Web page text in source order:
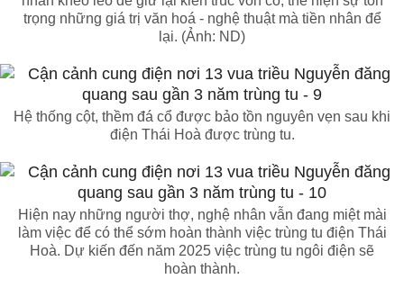
trọng những giá trị văn hoá - nghệ thuật mà tiền nhân để
lại. (Ảnh: ND)
Hệ thống cột, thềm đá cổ được bảo tồn nguyên vẹn sau khi
điện Thái Hoà được trùng tu.
Hiện nay những người thợ, nghệ nhân vẫn đang miệt mài
làm việc để có thể sớm hoàn thành việc trùng tu điện Thái
Hoà. Dự kiến đến năm 2025 việc trùng tu ngôi điện sẽ
hoàn thành.